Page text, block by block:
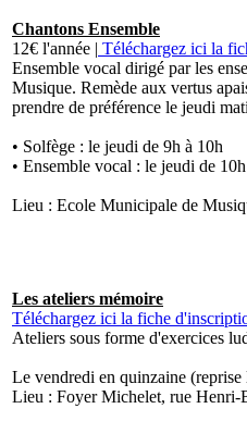
Chantons Ensemble
12€ l'année | Téléchargez ici la
Ensemble vocal dirigé par les
Musique. Remède aux vertus
prendre de préférence le jeudi
• Solfège : le jeudi de 9h à 10h
• Ensemble vocal : le jeudi de
Lieu : Ecole Municipale de
Les ateliers mémoire
Téléchargez ici la fiche
Ateliers sous forme d'exercices
Le vendredi en quinzaine (reprise
Lieu : Foyer Michelet, rue Henri-